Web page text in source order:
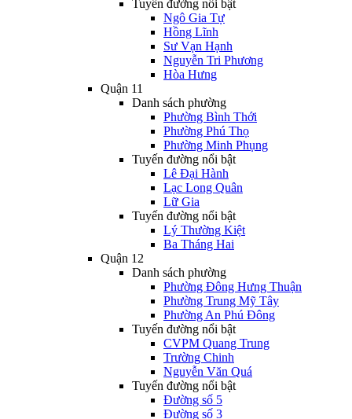
Tuyến đường nổi bật
Ngô Gia Tự
Hồng Lĩnh
Sư Vạn Hạnh
Nguyễn Tri Phương
Hòa Hưng
Quận 11
Danh sách phường
Phường Bình Thới
Phường Phú Thọ
Phường Minh Phụng
Tuyến đường nổi bật
Lê Đại Hành
Lạc Long Quân
Lữ Gia
Tuyến đường nổi bật
Lý Thường Kiệt
Ba Tháng Hai
Quận 12
Danh sách phường
Phường Đông Hưng Thuận
Phường Trung Mỹ Tây
Phường An Phú Đông
Tuyến đường nổi bật
CVPM Quang Trung
Trường Chinh
Nguyễn Văn Quá
Tuyến đường nổi bật
Đường số 5
Đường số 3